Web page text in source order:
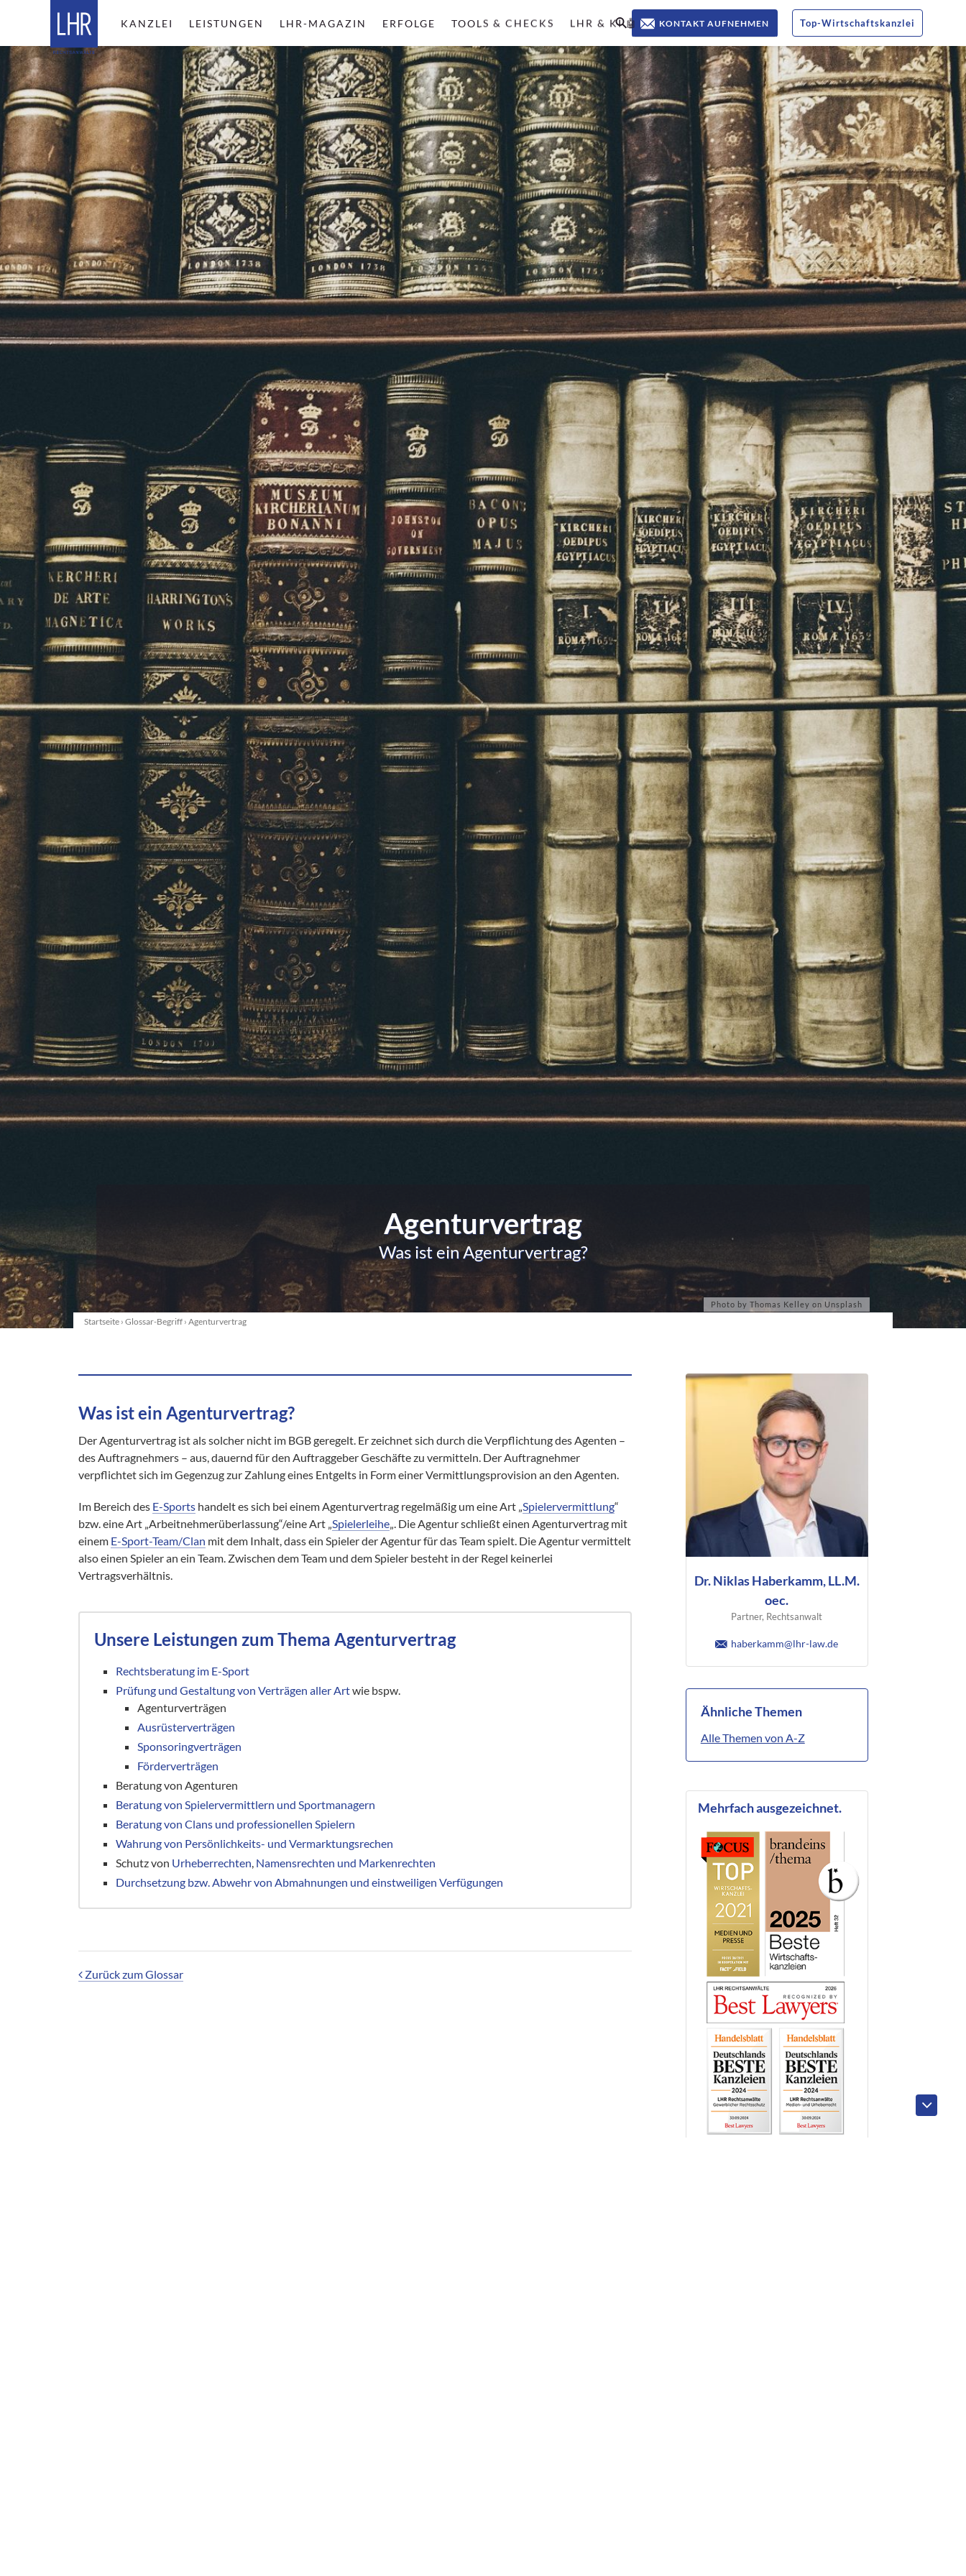
Top-Wirtschaftskanzlei
KONTAKT AUFNEHMEN
KANZLEI LEISTUNGEN LHR-MAGAZIN ERFOLGE TOOLS & CHECKS LHR & KI 🤖
Agenturvertrag
Was ist ein Agenturvertrag?
Startseite › Glossar-Begriff › Agenturvertrag
Was ist ein Agenturvertrag?
Der Agenturvertrag ist als solcher nicht im BGB geregelt. Er zeichnet sich durch die Verpflichtung des Agenten –
des Auftragnehmers – aus, dauernd für den Auftraggeber Geschäfte zu vermitteln. Der Auftragnehmer
verpflichtet sich im Gegenzug zur Zahlung eines Entgelts in Form einer Vermittlungsprovision an den Agenten.
Im Bereich des E-Sportshandelt es sich bei einem Agenturvertrag regelmäßig um eine Art „Spielervermittlung“
bzw. eine Art „Arbeitnehmerüberlassung“/eine Art „Spielerleihe„. Die Agentur schließt einen Agenturvertrag mit
einem E-Sport-Team/Clan mit dem Inhalt, dass ein Spieler der Agentur für das Team spielt. Die Agentur vermittelt
also einen Spieler an ein Team. Zwischen dem Team und dem Spieler besteht in der Regel keinerlei
Vertragsverhältnis.
Unsere Leistungen zum Thema Agenturvertrag
Rechtsberatung im E-Sport
Prüfung und Gestaltung von Verträgen aller Artwie bspw.
Agenturverträgen
Ausrüsterverträgen
Sponsoringverträgen
Förderverträgen
Beratung von Agenturen
Beratung von Spielervermittlern und Sportmanagern
Beratung von Clans und professionellen Spielern
Wahrung von Persönlichkeits- und Vermarktungsrechen
Schutz von Urheberrechten, Namensrechten und Markenrechten
Durchsetzung bzw. Abwehr von Abmahnungen und einstweiligen Verfügungen
Zurück zum Glossar
Dr. Niklas Haberkamm, LL.M.
oec.
Partner, Rechtsanwalt
haberkamm@lhr-law.de
Ähnliche Themen
Alle Themen von A-Z
Mehrfach ausgezeichnet.